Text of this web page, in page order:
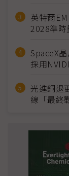
英特爾
2028準時
SpaceX
採用
光進銅退
線「最終